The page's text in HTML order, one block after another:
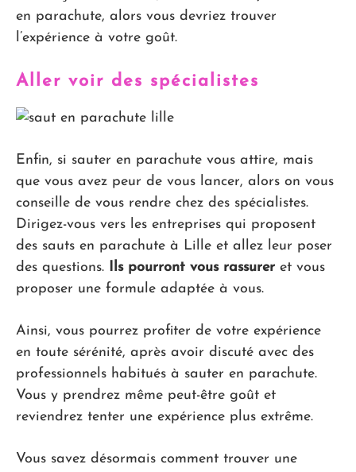
en parachute, alors vous devriez trouver
l’expérience à votre goût.
Aller voir des spécialistes
Enfin, si sauter en parachute vous attire, mais
que vous avez peur de vous lancer, alors on vous
conseille de vous rendre chez des spécialistes.
Dirigez-vous vers les entreprises qui proposent
des sauts en parachute à Lille et allez leur poser
des questions. Ils pourront vous rassurer et vous
proposer une formule adaptée à vous.
Ainsi, vous pourrez profiter de votre expérience
en toute sérénité, après avoir discuté avec des
professionnels habitués à sauter en parachute.
Vous y prendrez même peut-être goût et
reviendrez tenter une expérience plus extrême.
Vous savez désormais comment trouver une